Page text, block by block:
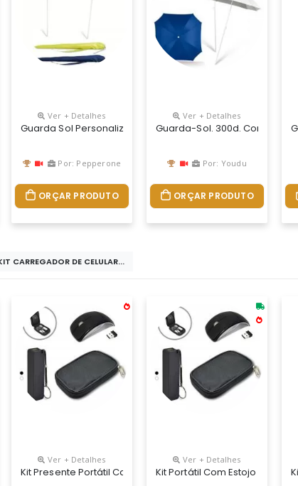
Com Haste Central Em Tubo De Alumínio Com
Ver + Detalhes
Guarda Sol Personalizado Em Nylon 210t
Por: Pepperone
ORÇAR PRODUTO
Ver + Detalhes
Guarda-Sol. 300d. Com
Por: Youdu
ORÇAR PRODUTO
CARREGADOR DE CELULAR...
Dc 110v/220v E Adaptador Para Carro Dv 12-24v.
Ver + Detalhes
Kit Presente Portátil Carregador Power Bank Bateria E
Ver + Detalhes
Kit Portátil Com Estojo Em